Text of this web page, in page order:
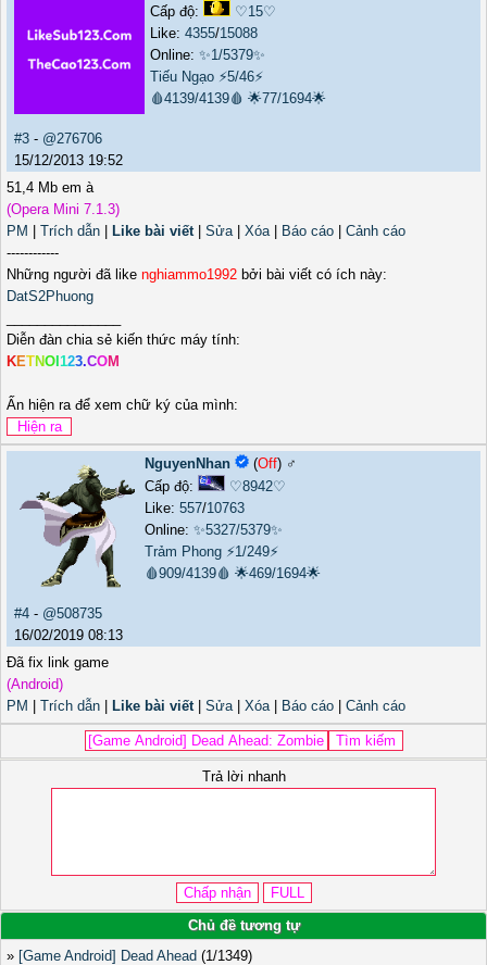
Cấp độ:
♡15♡
Like: 4355/15088
Online: ✨1/5379✨
Tiếu Ngạo ⚡5/46⚡
🩸4139/4139🩸 🌟77/1694🌟
#3 - @276706
15/12/2013 19:52
51,4 Mb em à
(Opera Mini 7.1.3)
PM
Trích dẫn Like bài viết Sửa Xóa Báo cáo
Cảnh cáo
------------
Những người đã like nghiammo1992 bởi bài viết có ích này:
DatS2Phuong
Diễn đàn chia sẻ kiến thức máy tính:
KETNO 123.COM
Ấn hiện ra để xem chữ ký của mình:
NguyenNhan (Off) ♂️
Cấp độ:
♡8942♡
Like:557/10763
Online:✨5327/5379✨
Trảm Phong ⚡1/249⚡
🩸909/4139🩸 🌟469/1694🌟
#4 - @508735
16/02/2019 08:13
Đã fix link game
(Android)
PM
Trích dẫn Like bài viết Sửa Xóa Báo cáo Cảnh cáo
Trả lời nhanh
Chủ đề tương tự
» [Game Android] Dead Ahead (1/1349)